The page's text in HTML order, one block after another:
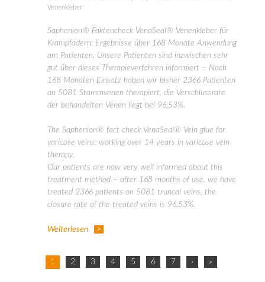
Venenkleber
Saphenion® Faktencheck VenaSeal® Venenkleber für
Krampfadern: Ergebnisse über 168 Monate Anwendung
am Patienten. Unsere Patienten sind inzwischen sehr
gut über dieses Therapieverfahren informiert – Nach
168 Monaten Einsatz haben wir bisher 2366 Patienten
an 5081 Stammvenen therapiert, die Verschlussrate
der behandelten Venen liegt bei 96,53%.
The Saphenion® fact check VenaSeal® Vein glue for
varicose veins: working over 14 years in varicose vein
therapy.
Our patients are now very well informed about this
treatment method – after 168 months of use, we have
treated 2366 patients on 5081 truncal veins, the
closure rate of the treated veins is 96,53%.
Weiterlesen
1 2 3 4 5 6 7 › »